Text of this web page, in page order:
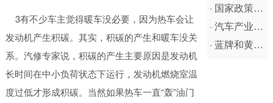
应急车
防撞缓冲车
医疗废物转运车
3有不少车主觉得暖车没必要，因为热车会让
发动机产生积碳。其实，积碳的产生和暖车没关
系。汽修专家说，积碳的产生主要原因是发动机
长时间在中小负荷状态下运行，发动机燃烧室温
度过低才形成积碳。当然如果热车一直“轰”油门
· 国家政策明确废旧汽车及其零部件进口限制条件
· 汽车产业配套政策将出笼 贸易销售都将明确规
· 蓝牌和黄牌汽车区别